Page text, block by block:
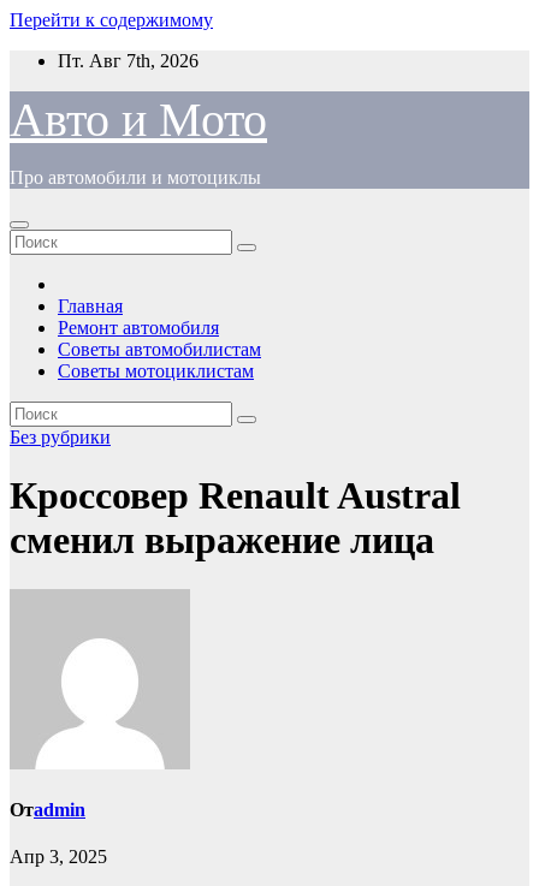
Перейти к содержимому
Пт. Авг 7th, 2026
Авто и Мото
Про автомобили и мотоциклы
Главная
Ремонт автомобиля
Советы автомобилистам
Советы мотоциклистам
Без рубрики
Кроссовер Renault Austral
сменил выражение лица
Отadmin
Апр 3, 2025